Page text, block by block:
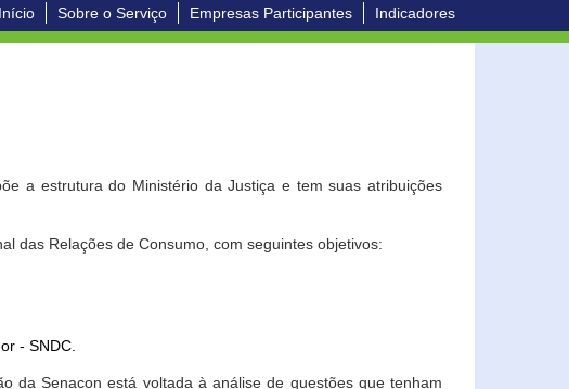
Início Sobre o Serviço Empresas Participantes Indicadores
a estrutura do Ministério da Justiça e tem suas atribuições
das Relações de Consumo, com seguintes objetivos:
- SNDC.
da Senacon está voltada à análise de questões que tenham